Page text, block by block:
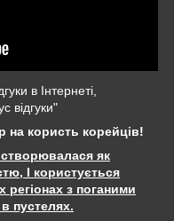
в Інтернеті,
відгуки"
на користь корейців!
як
І користується
регіонах з поганими
пустелях.